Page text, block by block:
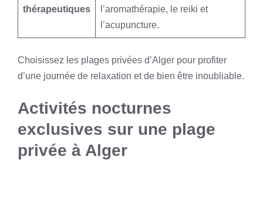
thérapeutiques
l’aromathérapie, le reiki et
l’acupuncture.
Choisissez les plages privées d’Alger pour profiter
d’une journée de relaxation et de bien être inoubliable.
Activités nocturnes
exclusives sur une plage
privée à Alger